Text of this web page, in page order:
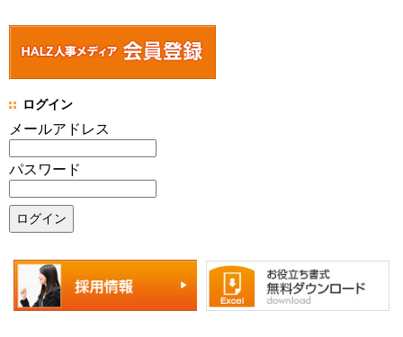
ログイン
メールアドレス
パスワード